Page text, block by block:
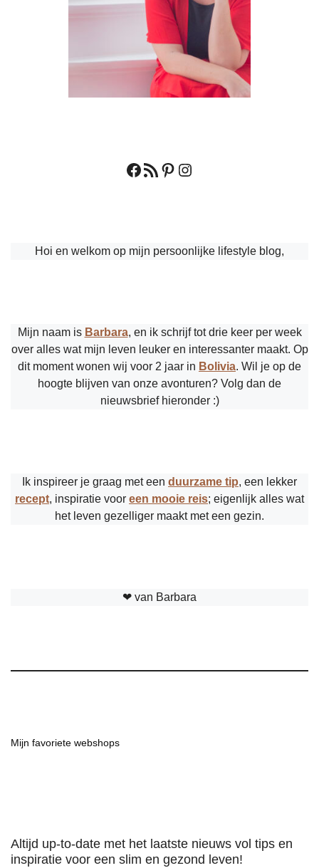
Facebook
RSS feedPinterest
Instagram
Hoi en welkom op mijn persoonlijke lifestyle blog,
Mijn naam is Barbara, en ik schrijf tot drie keer per week
over alles wat mijn leven leuker en interessanter maakt. Op
dit moment wonen wij voor 2 jaar in Bolivia. Wil je op de
hoogte blijven van onze avonturen? Volg dan de
nieuwsbrief hieronder :)
Ik inspireer je graag met een duurzame tip, een lekker
recept, inspiratie voor een mooie reis; eigenlijk alles wat
het leven gezelliger maakt met een gezin.
❤︎ van Barbara
Mijn favoriete webshops
Altijd up-to-date met het laatste nieuws vol tips en
inspiratie voor een slim en gezond leven!